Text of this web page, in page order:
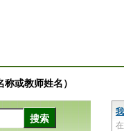
或教师姓名）